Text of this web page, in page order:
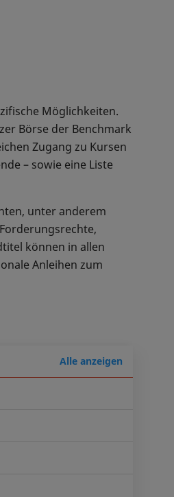
Möglichkeiten.
Börse der Benchmark
Zugang zu Kursen
– sowie eine Liste
unter anderem
können in allen
Anleihen zum
Alle anzeigen